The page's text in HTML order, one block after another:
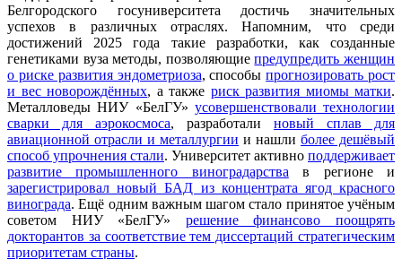
Белгородского госуниверситета достичь значительных
успехов в различных отраслях. Напомним, что среди
достижений 2025 года такие разработки, как созданные
генетиками вуза методы, позволяющиепредупредить женщин
о риске развития эндометриоза, способыпрогнозировать рост
и вес новорождённых, а также риск развития миомы матки.
Металловеды НИУ «БелГУ» усовершенствовали технологии
сварки для аэрокосмоса, разработали новый сплав для
авиационной отрасли и металлургии и нашли более дешёвый
способ упрочнения стали. Университет активно поддерживает
развитие промышленного виноградарства в регионе и
зарегистрировал новый БАД из концентрата ягод красного
винограда. Ещё одним важным шагом стало принятое учёным
советом НИУ «БелГУ» решение финансово поощрять
докторантов за соответствие тем диссертаций стратегическим
приоритетам страны.